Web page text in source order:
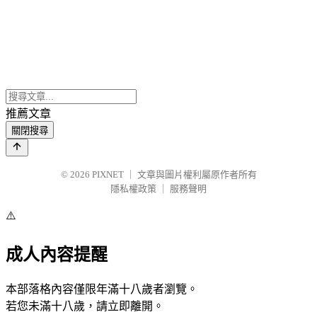
推薦文章
關閉搜尋
© 2026 PIXNET
文章與圖片權利屬原作者所有
隱私權政策
服務聲明
⚠️
成人內容提醒
本部落格內容僅限年滿十八歲者瀏覽。
若您未滿十八歲，請立即離開。